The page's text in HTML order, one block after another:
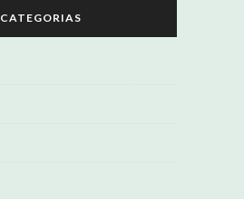
CATEGORIAS